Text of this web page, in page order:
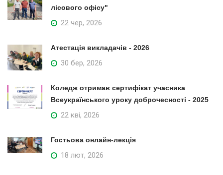
лісового офісу"
22 чер, 2026
Атестація викладачів - 2026
30 бер, 2026
Коледж отримав сертифікат учасника
Всеукраїнського уроку доброчесності - 2025
22 кві, 2026
Гостьова онлайн-лекція
18 лют, 2026